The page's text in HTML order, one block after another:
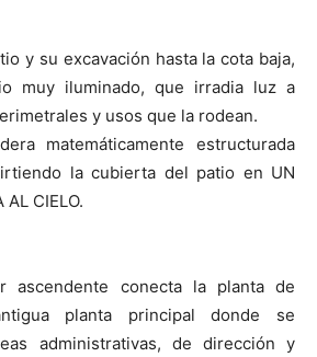
y su excavación hasta la cota baja,
muy iluminado, que irradia luz a
y usos que la rodean.
matemáticamente estructurada
la cubierta del patio en UN
AL CIELO.
ascendente conecta la planta de
planta principal donde se
administrativas, de dirección y